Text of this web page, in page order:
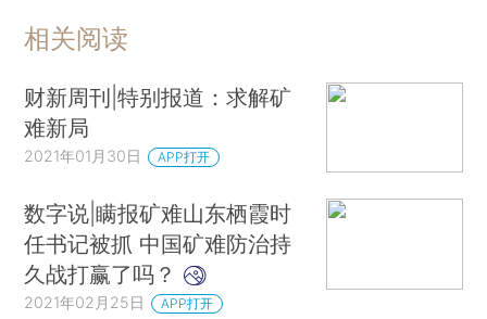
相关阅读
财新周刊|特别报道：求解矿
难新局
2021年01月30日 APP打开
数字说|瞒报矿难山东栖霞时
任书记被抓 中国矿难防治持
久战打赢了吗？
2021年02月25日 APP打开